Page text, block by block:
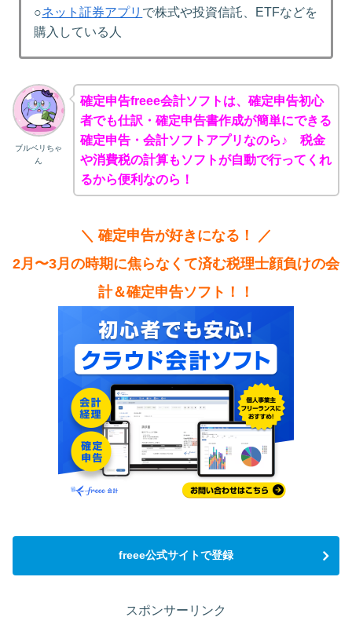
○ネット証券アプリ で株式や投資信託、ETFなどを
購入している人
ブルベリちゃ
ん
確定申告freee会計ソフトは、確定申告初心
者でも仕訳・確定申告書作成が簡単にできる
確定申告・会計ソフトアプリなのら♪ 税金
や消費税の計算もソフトが自動で行ってくれ
るから便利なのら！
＼ 確定申告が好きになる！ ／
2月〜3月の時期に焦らなくて済む税理士顔負けの会
計＆確定申告ソフト！！
freee公式サイトで登録
スポンサーリンク